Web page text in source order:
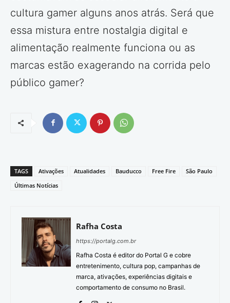
cultura gamer alguns anos atrás. Será que
essa mistura entre nostalgia digital e
alimentação realmente funciona ou as
marcas estão exagerando na corrida pelo
público gamer?
TAGS Ativações Atualidades Bauducco Free Fire
São Paulo
Últimas Notícias
Rafha Costa
https://portalg.com.br
Rafha Costa é editor do Portal G e cobre
entretenimento, cultura pop, campanhas de
marca, ativações, experiências digitais e
comportamento de consumo no Brasil.